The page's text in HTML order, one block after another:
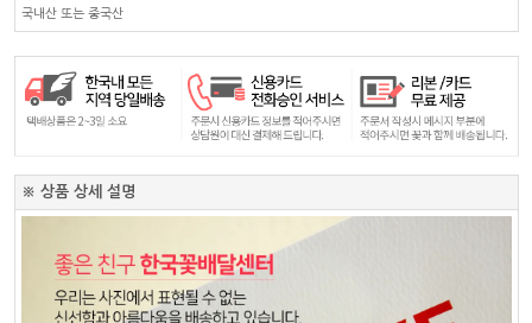
국내산 또는 중국산
※ 상품 상세 설명